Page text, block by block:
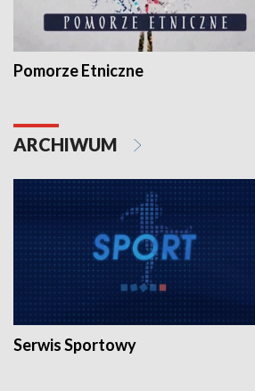
Pomorze Etniczne
ARCHIWUM
Serwis Sportowy